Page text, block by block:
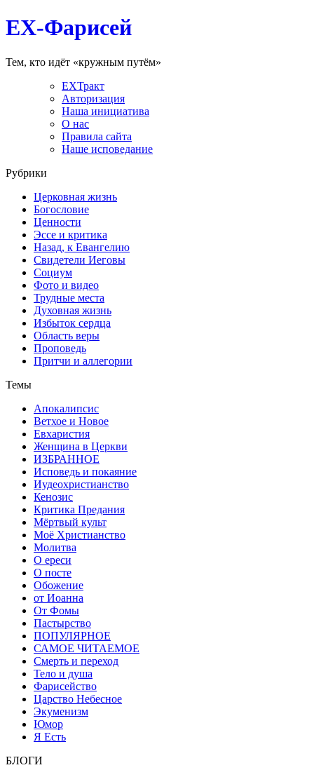
EX-Фарисей
Тем, кто идёт «кружным путём»
EXТракт
Авторизация
Наша инициатива
О нас
Правила сайта
Наше исповедание
Рубрики
Церковная жизнь
Богословие
Ценности
Эссе и критика
Назад, к Евангелию
Свидетели Иеговы
Социум
Фото и видео
Трудные места
Духовная жизнь
Избыток сердца
Область веры
Проповедь
Притчи и аллегории
Темы
Апокалипсис
Ветхое и Новое
Евхаристия
Женщина в Церкви
ИЗБРАННОЕ
Исповедь и покаяние
Иудеохристианство
Кенозис
Критика Предания
Мёртвый культ
Моё Христианство
Молитва
О ереси
О посте
Обожение
от Иоанна
От Фомы
Пастырство
ПОПУЛЯРНОЕ
САМОЕ ЧИТАЕМОЕ
Смерть и переход
Тело и душа
Фарисейство
Царство Небесное
Экуменизм
Юмор
Я Есть
БЛОГИ